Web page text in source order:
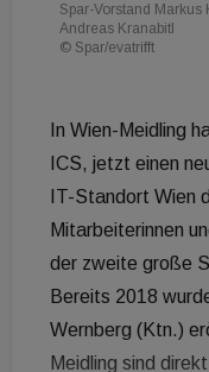
Spar-Vorstand
Andreas Kranabitl
© Spar/evatrifft
In Wien-Meidling
ICS, jetzt einen
IT-Standort Wien
Mitarbeiterinnen
der zweite große
Bereits 2018
Wernberg (Ktn.)
Meidling sind